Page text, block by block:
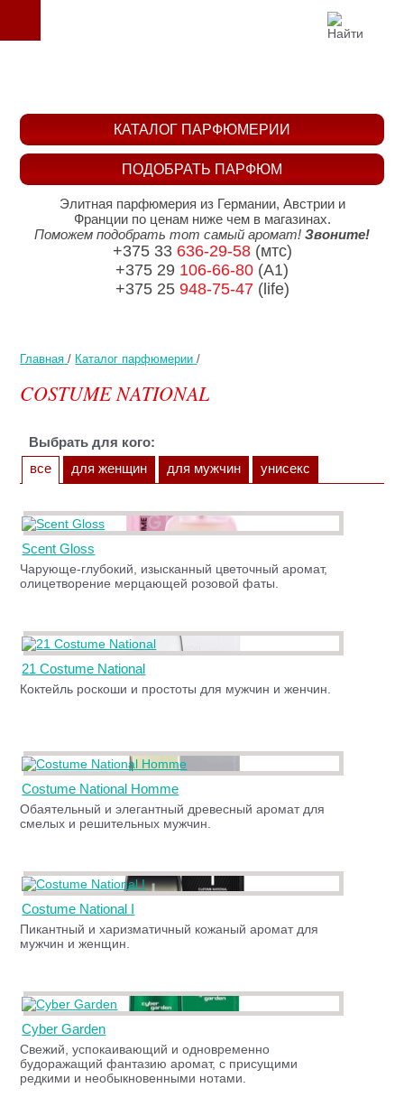
Главная / Каталог парфюмерии /
COSTUME NATIONAL
Выбрать для кого:
все
для женщин для мужчин унисекс
Scent Gloss
Чарующе-глубокий, изысканный цветочный аромат,
олицетворение мерцающей розовой фаты.
21 Costume National
Коктейль роскоши и простоты для мужчин и женчин.
Costume National Homme
Обаятельный и элегантный древесный аромат для
смелых и решительных мужчин.
Costume National I
Пикантный и харизматичный кожаный аромат для
мужчин и женщин.
Cyber Garden
Свежий, успокаивающий и одновременно
будоражащий фантазию аромат, с присущими
редкими и необыкновенными нотами.
ПОДОБРАТЬ ПАРФЮМ
КАТАЛОГ ПАРФЮМЕРИИ
Элитная парфюмерия из Германии, Австрии и
Франции по ценам ниже чем в магазинах.
Поможем подобрать тот самый аромат! Звоните!
+375 33 636-29-58(мтс)
+375 29 106-66-80 (A1)
+375 25 948-75-47(life)